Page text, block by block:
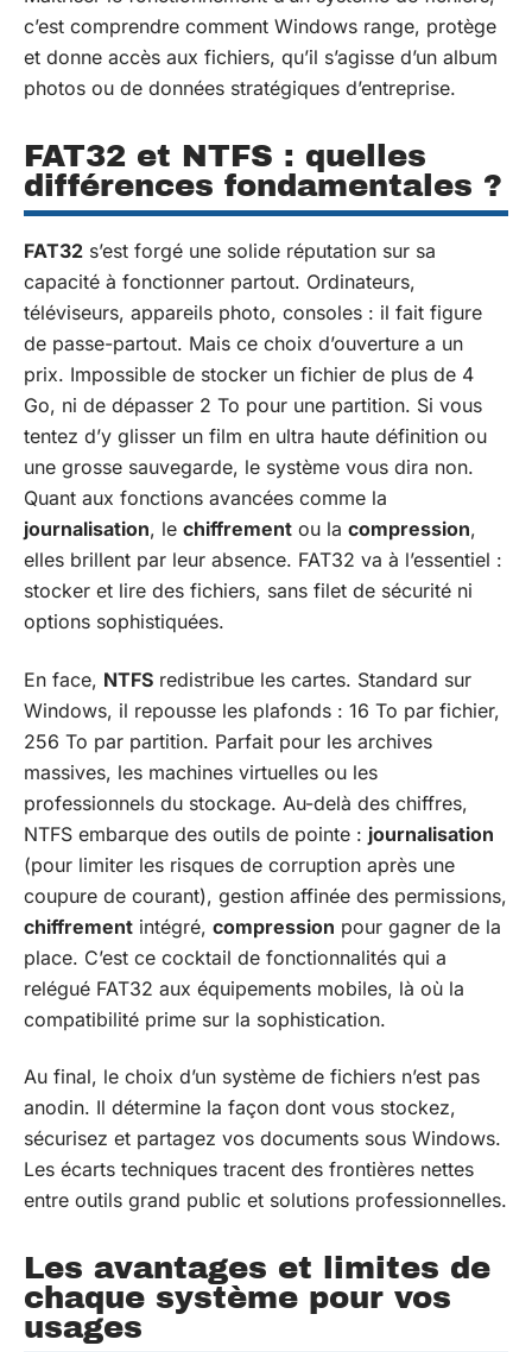
c’est comprendre comment Windows range, protège
et donne accès aux fichiers, qu’il s’agisse d’un album
photos ou de données stratégiques d’entreprise.
FAT32 et NTFS : quelles
différences fondamentales ?
FAT32 s’est forgé une solide réputation sur sa
capacité à fonctionner partout. Ordinateurs,
téléviseurs, appareils photo, consoles : il fait figure
de passe-partout. Mais ce choix d’ouverture a un
prix. Impossible de stocker un fichier de plus de 4
Go, ni de dépasser 2 To pour une partition. Si vous
tentez d’y glisser un film en ultra haute définition ou
une grosse sauvegarde, le système vous dira non.
Quant aux fonctions avancées comme la
journalisation, le chiffrement ou la compression,
elles brillent par leur absence. FAT32 va à l’essentiel :
stocker et lire des fichiers, sans filet de sécurité ni
options sophistiquées.
En face, NTFS redistribue les cartes. Standard sur
Windows, il repousse les plafonds : 16 To par fichier,
256 To par partition. Parfait pour les archives
massives, les machines virtuelles ou les
professionnels du stockage. Au-delà des chiffres,
NTFS embarque des outils de pointe : journalisation
(pour limiter les risques de corruption après une
coupure de courant), gestion affinée des permissions,
chiffrement intégré, compression pour gagner de la
place. C’est ce cocktail de fonctionnalités qui a
relégué FAT32 aux équipements mobiles, là où la
compatibilité prime sur la sophistication.
Au final, le choix d’un système de fichiers n’est pas
anodin. Il détermine la façon dont vous stockez,
sécurisez et partagez vos documents sous Windows.
Les écarts techniques tracent des frontières nettes
entre outils grand public et solutions professionnelles.
Les avantages et limites de
chaque système pour vos
usages